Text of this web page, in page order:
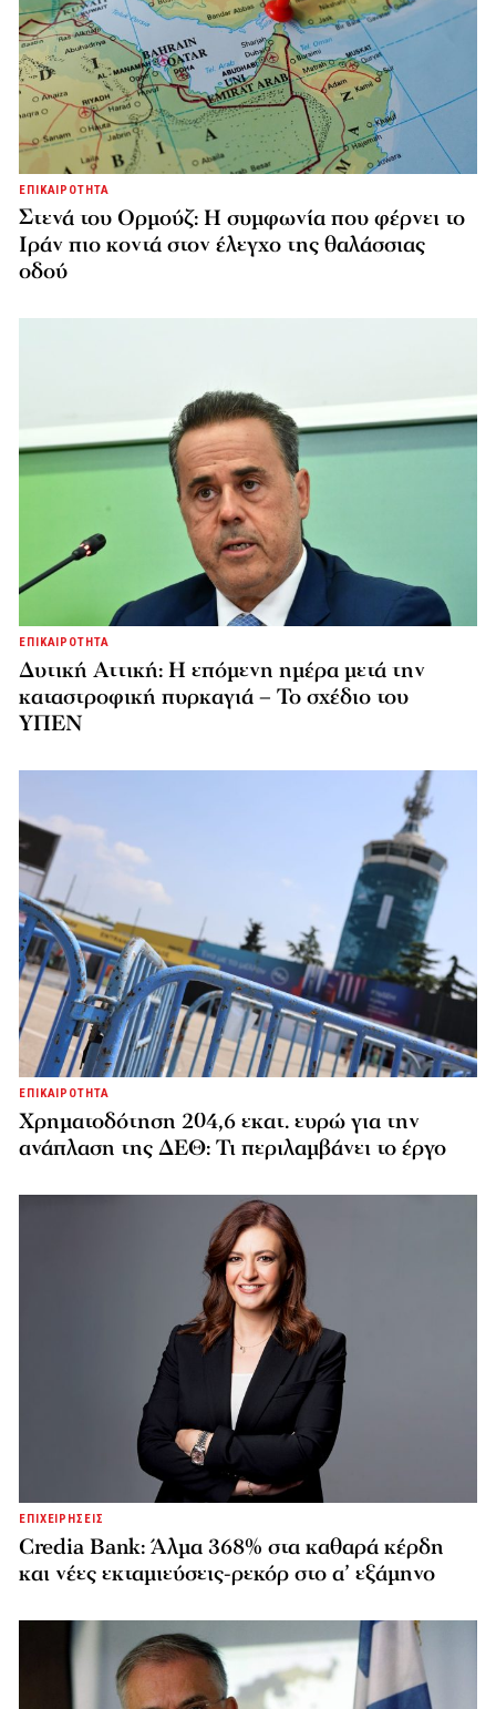
ΕΠΙΚΑΙΡΟΤΗΤΑ
Στενά του Ορμούζ: Η συμφωνία που φέρνει το
Ιράν πιο κοντά στον έλεγχο της θαλάσσιας
οδού
ΕΠΙΚΑΙΡΟΤΗΤΑ
Δυτική Αττική: Η επόμενη ημέρα μετά την
καταστροφική πυρκαγιά – Το σχέδιο του
ΥΠΕΝ
ΕΠΙΚΑΙΡΟΤΗΤΑ
Χρηματοδότηση 204,6 εκατ. ευρώ για την
ανάπλαση της ΔΕΘ: Τι περιλαμβάνει το έργο
ΕΠΙΧΕΙΡΗΣΕΙΣ
Credia Bank: Άλμα 368% στα καθαρά κέρδη
και νέες εκταμιεύσεις-ρεκόρ στο α’ εξάμηνο